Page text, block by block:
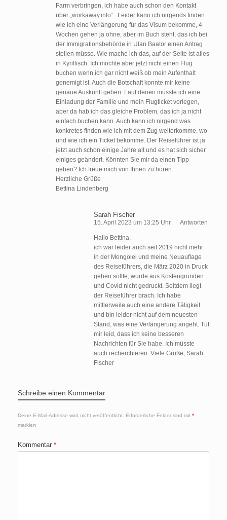
Farm verbringen, ich habe auch schon den Kontakt
über „workaway.info“ . Leider kann ich nirgends finden
wie ich eine Verlängerung für das Visum bekomme, 4
Wochen gehen ja ohne, aber im Buch steht, das ich bei
der Immigrationsbehörde in Ulan Baator einen Antrag
stellen müsse. Wie mache ich das, auf der Seite ist alles
in Kyrillisch. Ich möchte aber jetzt nicht einen Flug
buchen wenn ich gar nicht weiß ob mein Aufenthalt
genemigt ist. Auch die Botschaft konnte mir keine
genaue Auskunft geben. Laut denen müsste ich eine
Einladung der Familie und mein Flugticket vorlegen,
aber da hab ich das gleiche Problem, das ich ja nicht
einfach buchen kann. Auch kann ich nirgend was
konkretes finden wie ich mit dem Zug weiterkomme, wo
und wie ich ein Ticket bekomme. Der Reiseführer ist ja
jetzt auch schon einige Jahre alt und es hat sich sicher
einiges geändert. Könnten Sie mir da einen Tipp
geben? Ich freue mich von Ihnen zu hören.
Herzliche Grüße
Bettina Lindenberg
Sarah Fischer
15. April 2023 um 13:25 Uhr Antworten
Hallo Bettina,
ich war leider auch seit 2019 nicht mehr
in der Mongolei und meine Neuauflage
des Reiseführers, die März 2020 in Druck
gehen sollte, wurde aus Kostengründen
und Covid nicht gedruckt. Seitdem liegt
der Reiseführer brach. Ich habe
mittlerweile auch eine andere Tätigkeit
und bin leider nicht auf dem neuesten
Stand, was eine Verlängerung angeht. Tut
mir leid, dass ich keine besseren
Nachrichten für Sie habe. Ich müsste
auch recherchieren. Viele Grüße, Sarah
Fischer
Schreibe einen Kommentar
Deine E-Mail-Adresse wird nicht veröffentlicht. Erforderliche Felder sind mit *
markiert
Kommentar *